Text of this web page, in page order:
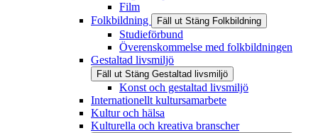
Film
Folkbildning
Fäll ut Stäng Folkbildning
Studieförbund
Överenskommelse med folkbildningen
Gestaltad livsmiljö
Fäll ut Stäng Gestaltad livsmiljö
Konst och gestaltad livsmiljö
Internationellt kultursamarbete
Kultur och hälsa
Kulturella och kreativa branscher